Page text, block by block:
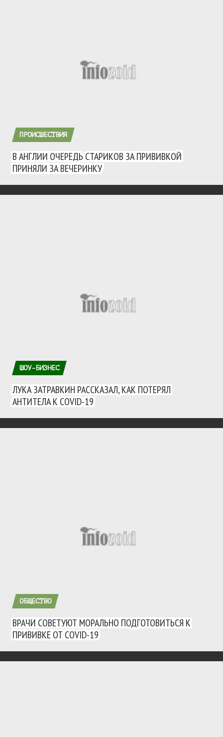
ПРОИСШЕСТВИЯ
В АНГЛИИ ОЧЕРЕДЬ СТАРИКОВ ЗА ПРИВИВКОЙ
ПРИНЯЛИ ЗА ВЕЧЕРИНКУ
ШОУ-БИЗНЕС
ЛУКА ЗАТРАВКИН РАССКАЗАЛ, КАК ПОТЕРЯЛ
АНТИТЕЛА К COVID-19
ОБЩЕСТВО
ВРАЧИ СОВЕТУЮТ МОРАЛЬНО ПОДГОТОВИТЬСЯ К
ПРИВИВКЕ ОТ COVID-19